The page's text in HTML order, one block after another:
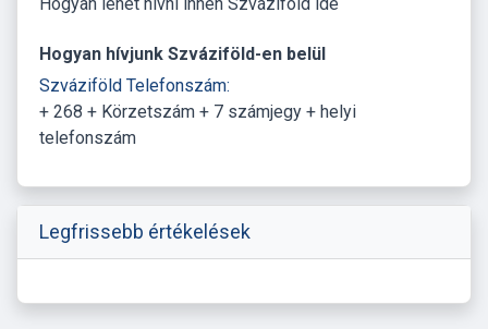
Hogyan hívjunk Szváziföld-en belül
Szváziföld Telefonszám:
+ 268 + Körzetszám + 7 számjegy + helyi
telefonszám
Legfrissebb értékelések